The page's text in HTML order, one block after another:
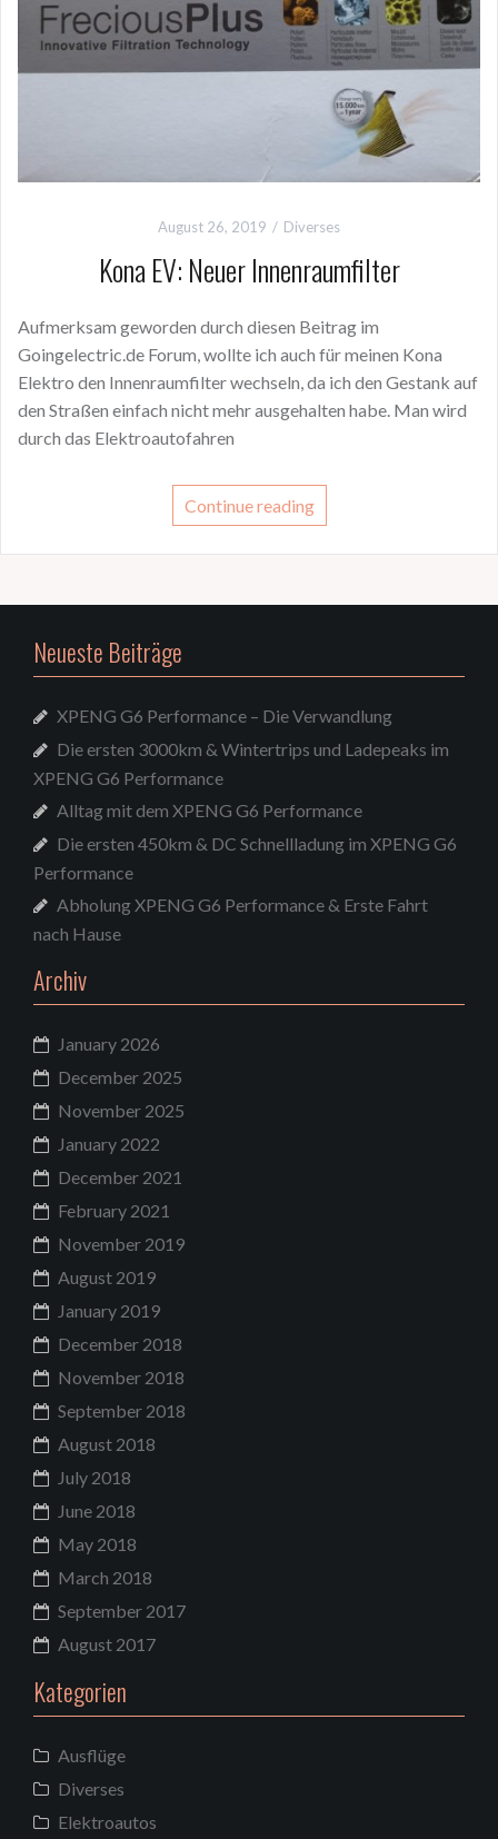
August 26, 2019 Diverses
Kona EV: Neuer Innenraumfilter
Aufmerksam geworden durch diesen Beitrag im
Goingelectric.de Forum, wollte ich auch für meinen Kona
Elektro den Innenraumfilter wechseln, da ich den Gestank auf
den Straßen einfach nicht mehr ausgehalten habe. Man wird
durch das Elektroautofahren
Continue reading
Neueste Beiträge
XPENG G6 Performance – Die Verwandlung
Die ersten 3000km & Wintertrips und Ladepeaks im
XPENG G6 Performance
Alltag mit dem XPENG G6 Performance
Die ersten 450km & DC Schnellladung im XPENG G6
Performance
Abholung XPENG G6 Performance & Erste Fahrt
nach Hause
Archiv
January 2026
December 2025
November 2025
January 2022
December 2021
February 2021
November 2019
August 2019
January 2019
December 2018
November 2018
September 2018
August 2018
July 2018
June 2018
May 2018
March 2018
September 2017
August 2017
Kategorien
Ausflüge
Diverses
Elektroautos